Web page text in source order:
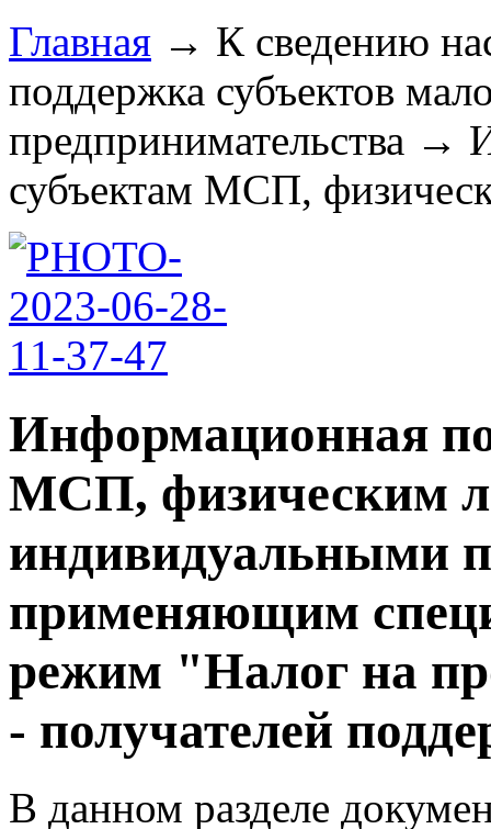
Главная → К сведению
поддержка субъектов
предпринимательства →
субъектам МСП,
Информационная
МСП, физическим
индивидуальными
применяющим
режим "Налог на
- получателей
В данном разделе